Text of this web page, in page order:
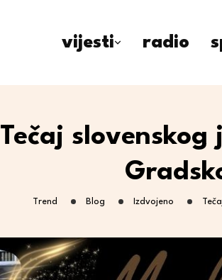
vijesti radio
Tečaj
Trend Blog Izdvojeno